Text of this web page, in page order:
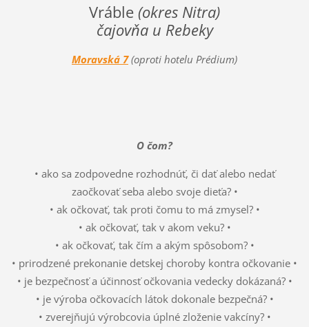
Vráble (okres Nitra)
čajovňa u Rebeky
Moravská 7(oproti hotelu Prédium)
O čom?
• ako sa zodpovedne rozhodnúť, či dať alebo nedať
zaočkovať seba alebo svoje dieťa? •
• ak očkovať, tak proti čomu to má zmysel? •
• ak očkovať, tak v akom veku? •
• ak očkovať, tak čím a akým spôsobom? •
• prirodzené prekonanie detskej choroby kontra očkovanie •
• je bezpečnosť a účinnosť očkovania vedecky dokázaná? •
• je výroba očkovacích látok dokonale bezpečná? •
• zverejňujú výrobcovia úplné zloženie vakcíny? •